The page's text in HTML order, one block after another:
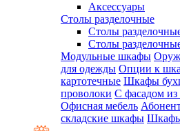
Аксессуары
Столы разделочные
Столы
Столы
Модульные шкафы
для одежды Опции к
картотечные Шкафы
проволоки С фасадом
Офисная мебель
складские шкафы Шкафы